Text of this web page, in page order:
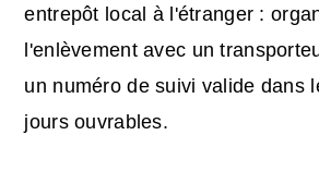
entrepôt local à l'étranger :
l'enlèvement avec un
un numéro de suivi valide dans
jours ouvrables.